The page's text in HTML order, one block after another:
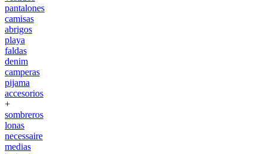
pantalones
camisas
abrigos
playa
faldas
denim
camperas
pijama
accesorios
+
sombreros
lonas
necessaire
medias